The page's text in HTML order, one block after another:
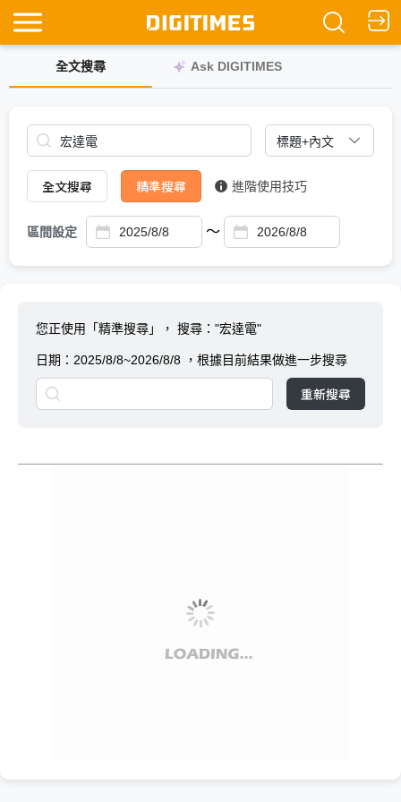
全文搜尋 Ask DIGITIMES
全文搜尋 精準搜尋 進階使用技巧
區間設定 ～
您正使用「精準搜尋」， 搜尋："宏達電"
日期： 2025/8/8~2026/8/8 ，根據目前結果做進一步搜尋
重新搜尋